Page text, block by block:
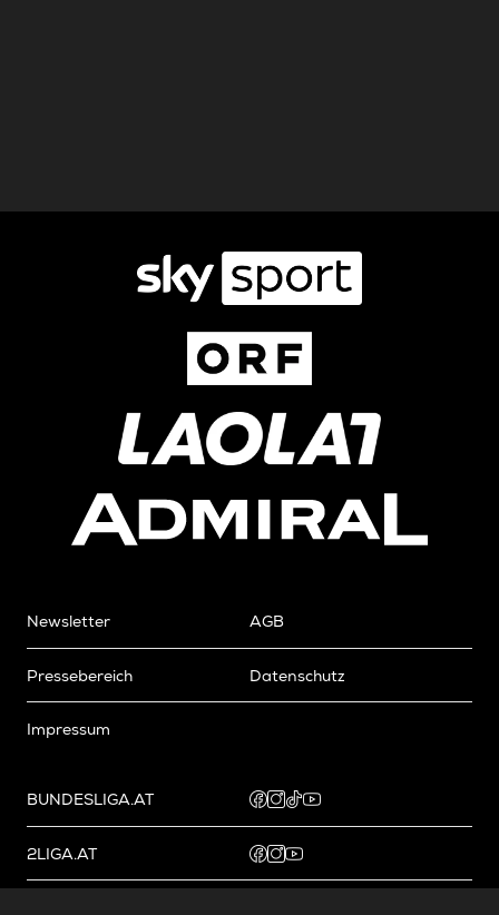
Newsletter
Pressebereich
Impressum
AGB
Datenschutz
BUNDESLIGA.AT
2LIGA.AT